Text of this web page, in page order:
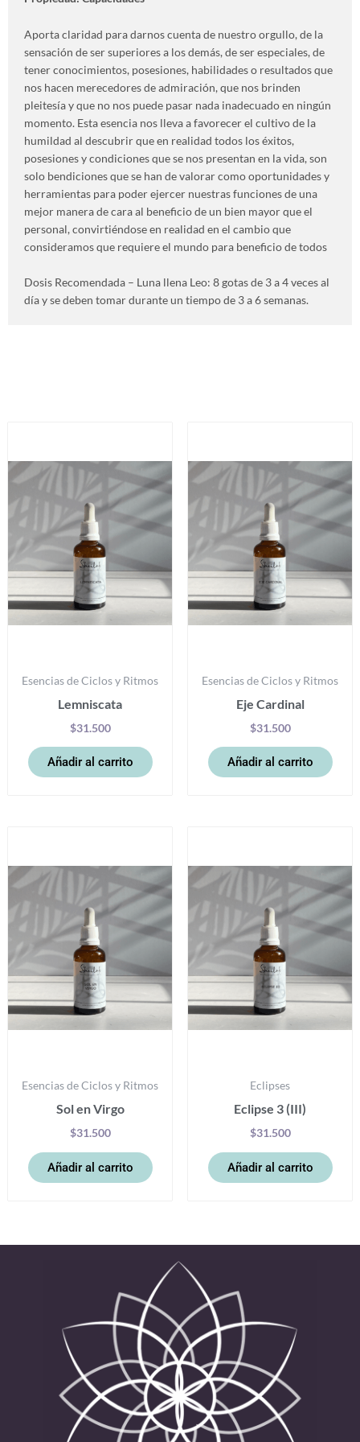
Aporta claridad para darnos cuenta de nuestro orgullo, de la
sensación de ser superiores a los demás, de ser especiales, de
tener conocimientos, posesiones, habilidades o resultados que
nos hacen merecedores de admiración, que nos brinden
pleitesía y que no nos puede pasar nada inadecuado en ningún
momento. Esta esencia nos lleva a favorecer el cultivo de la
humildad al descubrir que en realidad todos los éxitos,
posesiones y condiciones que se nos presentan en la vida, son
solo bendiciones que se han de valorar como oportunidades y
herramientas para poder ejercer nuestras funciones de una
mejor manera de cara al beneficio de un bien mayor que el
personal, convirtiéndose en realidad en el cambio que
consideramos que requiere el mundo para beneficio de todos
Dosis Recomendada – Luna llena Leo: 8 gotas de 3 a 4 veces al
día y se deben tomar durante un tiempo de 3 a 6 semanas.
Esencias de Ciclos y Ritmos
Lemniscata
$31.500
Añadir al carrito
Esencias de Ciclos y Ritmos
Eje Cardinal
$31.500
Añadir al carrito
Esencias de Ciclos y Ritmos
Sol en Virgo
$31.500
Añadir al carrito
Eclipses
Eclipse 3 (III)
$31.500
Añadir al carrito